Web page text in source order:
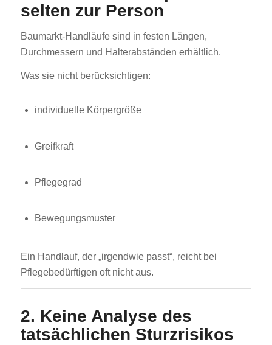
selten zur Person
Baumarkt-Handläufe sind in festen Längen,
Durchmessern und Halterabständen erhältlich.
Was sie nicht berücksichtigen:
individuelle Körpergröße
Greifkraft
Pflegegrad
Bewegungsmuster
Ein Handlauf, der „irgendwie passt“, reicht bei
Pflegebedürftigen oft nicht aus.
2. Keine Analyse des
tatsächlichen Sturzrisikos